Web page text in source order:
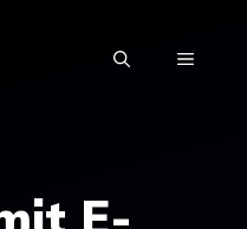
MENÜ
E-